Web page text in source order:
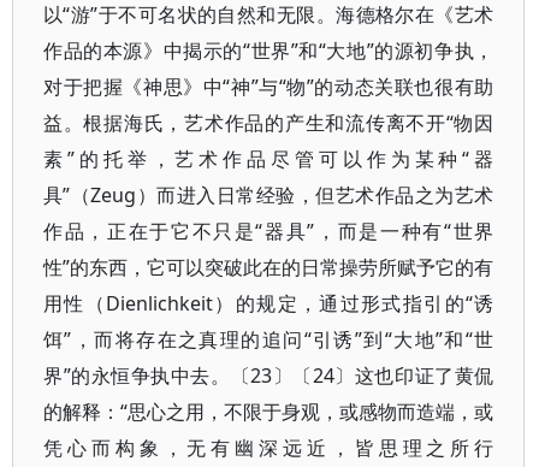
以“游”于不可名状的自然和无限。海德格尔在《艺术
作品的本源》中揭示的“世界”和“大地”的源初争执，
对于把握《神思》中“神”与“物”的动态关联也很有助
益。根据海氏，艺术作品的产生和流传离不开“物因
素”的托举，艺术作品尽管可以作为某种“器
具”（Zeug）而进入日常经验，但艺术作品之为艺术
作品，正在于它不只是“器具”，而是一种有“世界
性”的东西，它可以突破此在的日常操劳所赋予它的有
用性（Dienlichkeit）的规定，通过形式指引的“诱
饵”，而将存在之真理的追问“引诱”到“大地”和“世
界”的永恒争执中去。〔23〕〔24〕这也印证了黄侃
的解释：“思心之用，不限于身观，或感物而造端，或
凭心而构象，无有幽深远近，皆思理之所行